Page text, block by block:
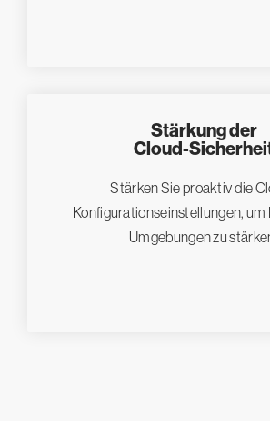
Stärkung der
Cloud-
Stärken Sie proaktiv die
Konfigurationseinstellungen, um
Umgebungen zu